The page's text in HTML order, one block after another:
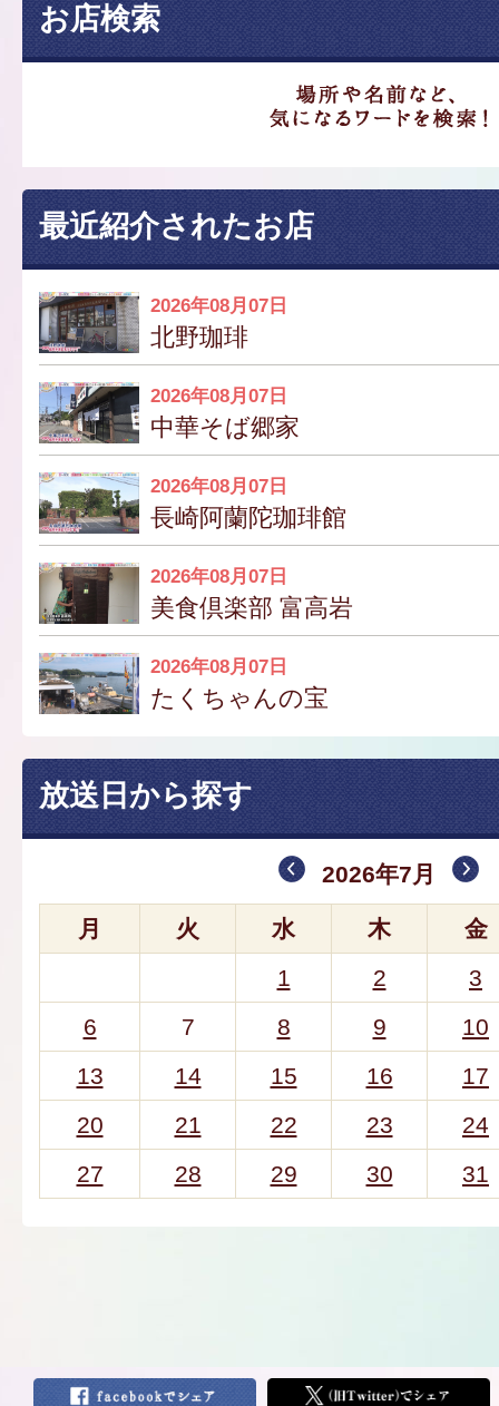
お店検索
最近紹介されたお店
2026年08月07日
北野珈琲
2026年08月07日
中華そば郷家
2026年08月07日
長崎阿蘭陀珈琲館
2026年08月07日
美食倶楽部 富高岩
2026年08月07日
たくちゃんの宝
放送日から探す
2026年7月
月 火 水 木
金
1
2
3
6
7 8 9
10
13
14 15 16
17
20
21 22 23
24
27
28 29 30 31